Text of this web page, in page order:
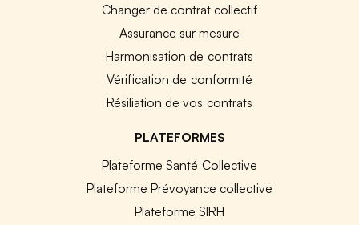
Changer de contrat collectif
Assurance sur mesure
Harmonisation de contrats
Vérification de conformité
Résiliation de vos contrats
PLATEFORMES
Plateforme Santé Collective
Plateforme Prévoyance collective
Plateforme SIRH